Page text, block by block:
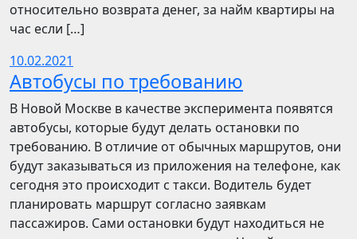
относительно возврата денег, за найм квартиры на
час если […]
10.02.2021
Автобусы по требованию
В Новой Москве в качестве эксперимента появятся
автобусы, которые будут делать остановки по
требованию. В отличие от обычных маршрутов, они
будут заказываться из приложения на телефоне, как
сегодня это происходит с такси. Водитель будет
планировать маршрут согласно заявкам
пассажиров. Сами остановки будут находиться не